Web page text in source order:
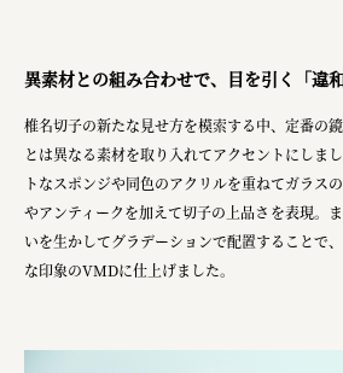
異素材との組み合わせで、目を引く「違
椎名切子の新たな見せ方を模索する中、定番の
とは異なる素材を取り入れてアクセントにしま
トなスポンジや同色のアクリルを重ねてガラス
やアンティークを加えて切子の上品さを表現。
いを生かしてグラデーションで配置することで
な印象のVMDに仕上げました。